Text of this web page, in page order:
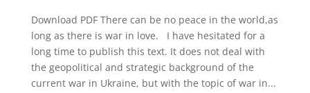
Download PDF There can be no peace in the world,as
long as there is war in love. I have hesitated for a
long time to publish this text. It does not deal with
the geopolitical and strategic background of the
current war in Ukraine, but with the topic of war in...